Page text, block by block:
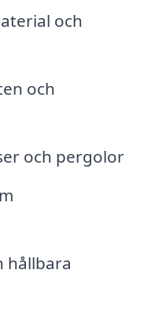
och
och
och pergolor
hållbara